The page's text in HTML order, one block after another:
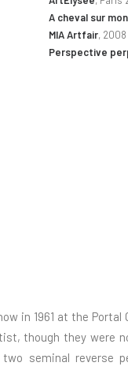
A cheval sur
MIA Artfair, 2008
Perspective
in 1961 at the
though they were
seminal reverse